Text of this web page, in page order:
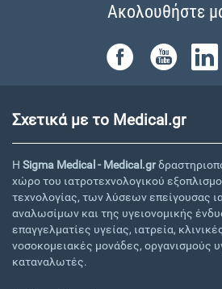
Ακολουθήστε
Σχετικά με το Medical.gr
Η Sigma Medical - Medical.gr
χώρο του ιατροτεχνολογικού
τεχνολογίας, των λύσεων επείγουσας
αναλωσίμων και της υγειονομικής
επαγγελματίες υγείας, ιατρεία,
νοσοκομειακές μονάδες, οργανισμούς
καταναλωτές.